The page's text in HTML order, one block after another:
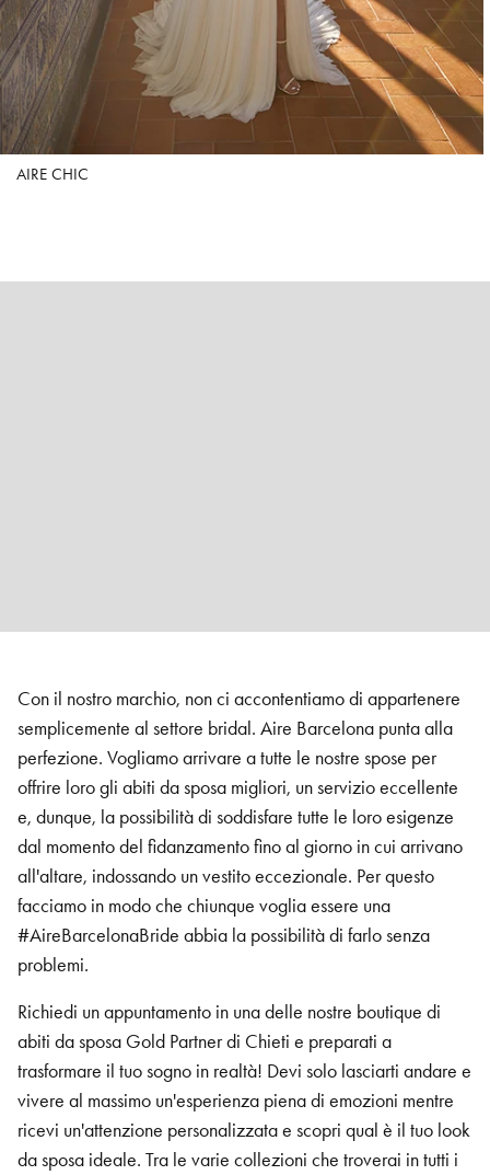
AIRE CHIC
Con il nostro marchio, non ci accontentiamo di appartenere
semplicemente al settore bridal. Aire Barcelona punta alla
perfezione. Vogliamo arrivare a tutte le nostre spose per
offrire loro gli abiti da sposa migliori, un servizio eccellente
e, dunque, la possibilità di soddisfare tutte le loro esigenze
dal momento del fidanzamento fino al giorno in cui arrivano
all'altare, indossando un vestito eccezionale. Per questo
facciamo in modo che chiunque voglia essere una
#AireBarcelonaBride abbia la possibilità di farlo senza
problemi.
Richiedi un appuntamento in una delle nostre boutique di
abiti da sposa Gold Partner di Chieti e preparati a
trasformare il tuo sogno in realtà! Devi solo lasciarti andare e
vivere al massimo un'esperienza piena di emozioni mentre
ricevi un'attenzione personalizzata e scopri qual è il tuo look
da sposa ideale. Tra le varie collezioni che troverai in tutti i